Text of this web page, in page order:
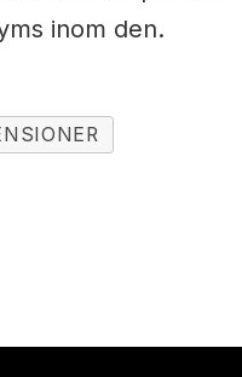
inom den.